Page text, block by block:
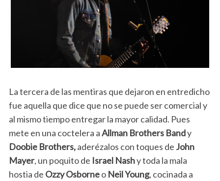
La tercera de las mentiras que dejaron en entredicho
fue aquella que dice que no se puede ser comercial y
al mismo tiempo entregar la mayor calidad. Pues
mete en una coctelera aAllman Brothers Bandy
Doobie Brothers,aderézalos con toques de John
Mayer, un poquito de Israel Nashy toda la mala
hostia de Ozzy Osborneo Neil Young, cocinada a